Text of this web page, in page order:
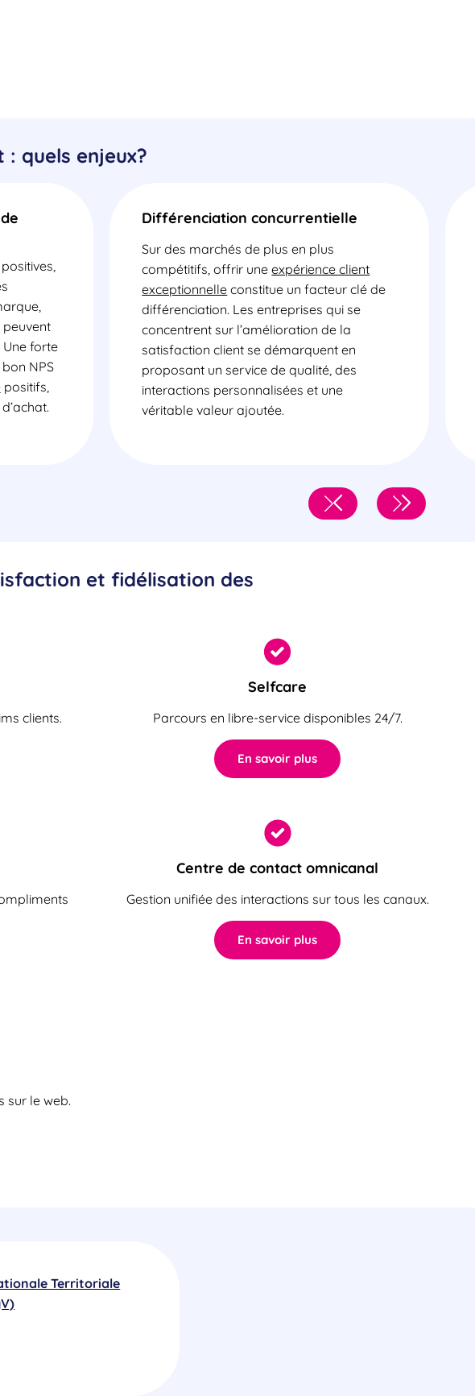
quels enjeux?
forte
NPS
positifs,
Différenciation concurrentielle
Sur des marchés de plus en plus
compétitifs, offrir uneexpérience client
exceptionnelle constitue un facteur clé de
différenciation. Les entreprises qui se
concentrent sur l’amélioration de la
satisfaction client se démarquent en
proposant un service de qualité, des
interactions personnalisées et une
véritable valeur ajoutée.
et fidélisation des
clients.
Selfcare
Parcours en libre-service disponibles 24/7.
En savoir plus
Centre de contact omnicanal
Gestion unifiée des interactions sur tous les canaux.
En savoir plus
sur le web.
Territoriale